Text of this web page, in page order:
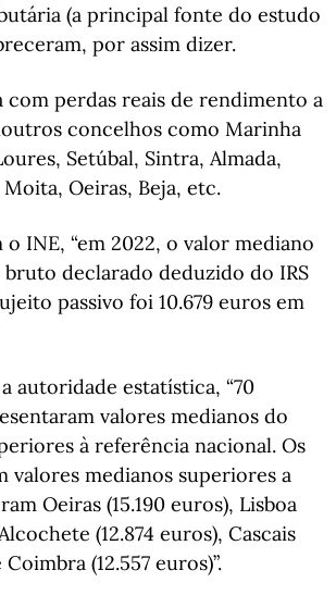
(a principal fonte do estudo
por assim dizer.
com perdas reais de rendimento a
concelhos como Marinha
Setúbal, Sintra, Almada,
Moita, Oeiras, Beja, etc.
INE, “em 2022, o valor mediano
declarado deduzido do IRS
passivo foi 10.679 euros em
autoridade estatística, “70
valores medianos do
à referência nacional. Os
valores medianos superiores a
Oeiras (15.190 euros), Lisboa
(12.874 euros), Cascais
(12.557 euros)”.